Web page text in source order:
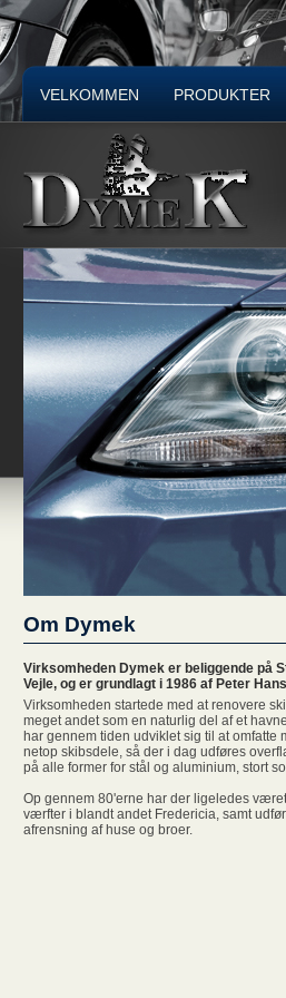
Om Dymek
Virksomheden Dymek er beliggende på
Vejle, og er grundlagt i 1986 af Peter
Virksomheden startede med at renovere
meget andet som en naturlig del af et
har gennem tiden udviklet sig til at omfatte
netop skibsdele, så der i dag udføres
på alle former for stål og aluminium, stort
Op gennem 80'erne har der ligeledes
værfter i blandt andet Fredericia, samt
afrensning af huse og broer.
VELKOMMEN PRODUKTER